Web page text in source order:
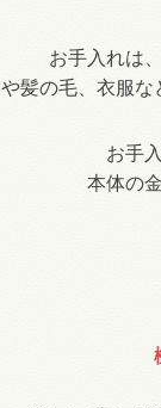
お手入れは
髪の毛、衣服な
お手
本体の